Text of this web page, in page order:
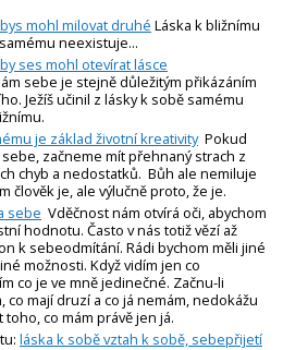
mohl milovat druhé Láska k bližnímu
neexistuje...
ses mohl otevírat lásce
sebe je stejně důležitým přikázáním
Ježíš učinil z lásky k sobě samému
je základ životní kreativityPokud
začneme mít přehnaný strach z
chyb a nedostatků. Bůh ale nemiluje
člověk je, ale výlučně proto, že je.
sebe Vděčnost nám otvírá oči, abychom
hodnotu. Často v nás totiž vězí až
k sebeodmítání. Rádi bychom měli jiné
možnosti. Když vidím jen co
co je ve mně jedinečné. Začnu-li
co mají druzí a co já nemám, nedokážu
toho, co mám právě jen já.
láska k sobě vztah k sobě, sebepřijetí